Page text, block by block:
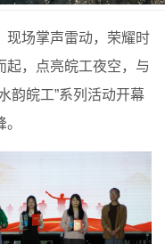
场掌声雷动，荣耀时
起，点亮皖工夜空，与
韵皖工”系列活动开幕